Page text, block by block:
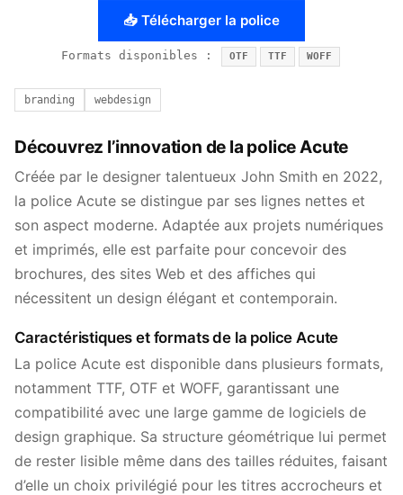
📥 Télécharger la police
Formats disponibles : OTF TTF WOFF
branding webdesign
Découvrez l’innovation de la police Acute
Créée par le designer talentueux John Smith en 2022,
la police Acute se distingue par ses lignes nettes et
son aspect moderne. Adaptée aux projets numériques
et imprimés, elle est parfaite pour concevoir des
brochures, des sites Web et des affiches qui
nécessitent un design élégant et contemporain.
Caractéristiques et formats de la police Acute
La police Acute est disponible dans plusieurs formats,
notamment TTF, OTF et WOFF, garantissant une
compatibilité avec une large gamme de logiciels de
design graphique. Sa structure géométrique lui permet
de rester lisible même dans des tailles réduites, faisant
d’elle un choix privilégié pour les titres accrocheurs et